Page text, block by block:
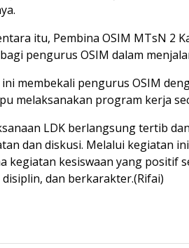
itu, Pembina OSIM MTsN 2
pengurus OSIM dalam
ini membekali pengurus OSIM
melaksanakan program kerja
LDK berlangsung tertib
dan diskusi. Melalui kegiatan
kegiatan kesiswaan yang positif
dan berkarakter.(Rifai)